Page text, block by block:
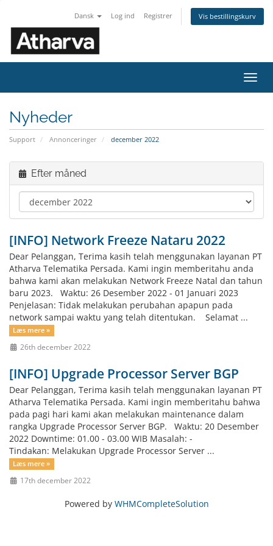
Dansk Log ind Registrer Vis bestillingskurv
Skift
Nyheder
Support Annonceringer december 2022
Efter måned
[INFO] Network Freeze Nataru 2022
Dear Pelanggan, Terima kasih telah menggunakan layanan PT
Atharva Telematika Persada. Kami ingin memberitahu anda
bahwa kami akan melakukan Network Freeze Natal dan tahun
baru 2023. Waktu: 26 Desember 2022 - 01 Januari 2023
Penjelasan: Tidak melakukan perubahan apapun pada
network sampai waktu yang telah ditentukan. Selamat ...
Læs mere »
26th december 2022
[INFO] Upgrade Processor Server BGP
Dear Pelanggan, Terima kasih telah menggunakan layanan PT
Atharva Telematika Persada. Kami ingin memberitahu bahwa
pada pagi hari kami akan melakukan maintenance dalam
rangka Upgrade Processor Server BGP. Waktu: 20 Desember
2022 Downtime: 01.00 - 03.00 WIB Masalah: -
Tindakan: Melakukan Upgrade Processor Server ...
Læs mere »
17th december 2022
Powered by WHMCompleteSolution